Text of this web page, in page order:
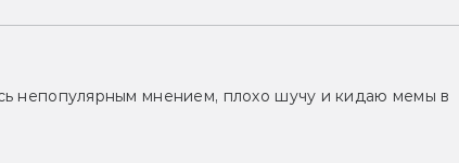
непопулярным мнением, плохо шучу и кидаю мемы в